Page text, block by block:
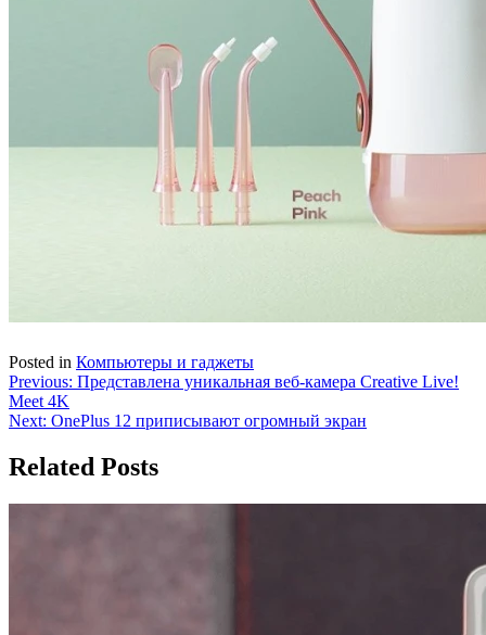
Posted in Компьютеры и гаджеты
Навигация
по
Previous: Представлена уникальная веб-камера Creative Live!
Meet 4K
Next: OnePlus 12 приписывают огромный экран
Related Posts